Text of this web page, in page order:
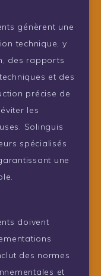
génèrent une
technique, y
des rapports
et des
précise de
les
Solinguis
spécialisés
une
doivent
des normes
et